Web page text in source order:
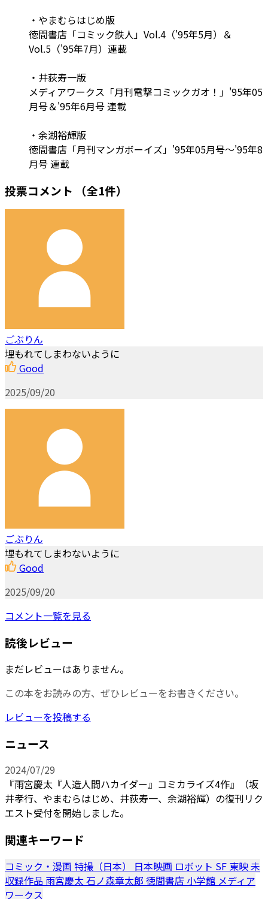
・やまむらはじめ版
徳間書店「コミック鉄人」Vol.4（'95年5月）＆
Vol.5（'95年7月）連載
・井荻寿一版
メディアワークス「月刊電撃コミックガオ！」'95年05
月号＆'95年6月号 連載
・余湖裕輝版
徳間書店「月刊マンガボーイズ」'95年05月号～'95年8
月号 連載
投票コメント （全1件）
ごぶりん
埋もれてしまわないように
Good
2025/09/20
ごぶりん
埋もれてしまわないように
Good
2025/09/20
コメント一覧を見る
読後レビュー
まだレビューはありません。
この本をお読みの方、ぜひレビューをお書きください。
レビューを投稿する
ニュース
2024/07/29
『雨宮慶太『人造人間ハカイダー』コミカライズ4作』（坂
井孝行、やまむらはじめ、井荻寿一、余湖裕輝）の復刊リク
エスト受付を開始しました。
関連キーワード
コミック・漫画 特撮（日本） 日本映画 ロボット SF 東映未
収録作品 雨宮慶太石ノ森章太郎 徳間書店 小学館 メディア
ワークス